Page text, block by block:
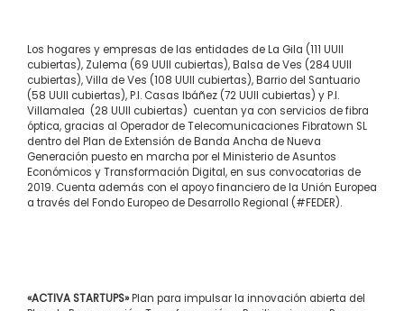
Los hogares y empresas de las entidades de La Gila (111 UUII
cubiertas), Zulema (69 UUII cubiertas), Balsa de Ves (284 UUII
cubiertas), Villa de Ves (108 UUII cubiertas), Barrio del Santuario
(58 UUII cubiertas), P.I. Casas Ibáñez (72 UUII cubiertas) y P.I.
Villamalea (28 UUII cubiertas) cuentan ya con servicios de fibra
óptica, gracias al Operador de Telecomunicaciones Fibratown SL
dentro del Plan de Extensión de Banda Ancha de Nueva
Generación puesto en marcha por el Ministerio de Asuntos
Económicos y Transformación Digital, en sus convocatorias de
2019. Cuenta además con el apoyo financiero de la Unión Europea
a través del Fondo Europeo de Desarrollo Regional (#FEDER).
«ACTIVA STARTUPS»Plan para impulsar la innovación abierta del